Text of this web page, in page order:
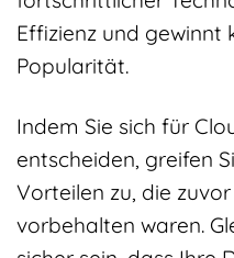
Effizienz und gewinnt
Popularität.
Indem Sie sich für
entscheiden, greifen
Vorteilen zu, die
vorbehalten waren.